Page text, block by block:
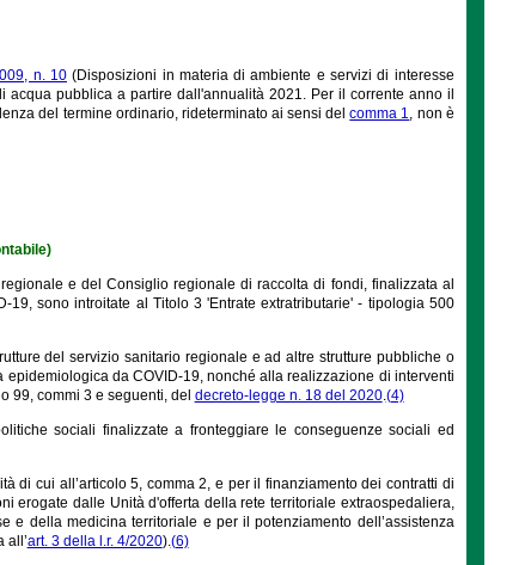
n. 10 (Disposizioni in materia di ambiente e servizi di interesse
pubblica a partire dall'annualità 2021. Per il corrente anno il
del termine ordinario, rideterminato ai sensi delcomma 1, non è
e del Consiglio regionale di raccolta di fondi, finalizzata al
sono introitate al Titolo 3 'Entrate extratributarie' - tipologia 500
del servizio sanitario regionale e ad altre strutture pubbliche o
da COVID-19, nonché alla realizzazione di interventi
99, commi 3 e seguenti, del decreto-legge n. 18 del 2020.(4)
sociali finalizzate a fronteggiare le conseguenze sociali ed
di cui all’articolo 5, comma 2, e per il finanziamento dei contratti di
erogate dalle Unità d'offerta della rete territoriale extraospedaliera,
della medicina territoriale e per il potenziamento dell’assistenza
all’art. 3 della l.r. 4/2020).(6)